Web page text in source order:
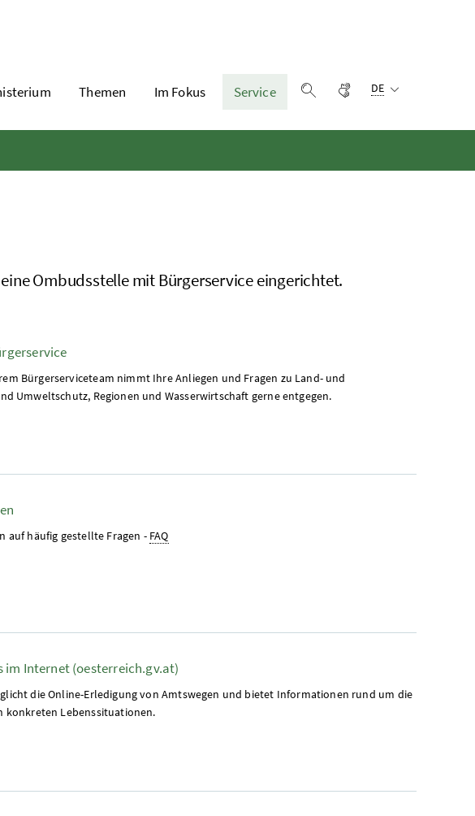
Themen Im Fokus
Service
Gebärdensprache
DE
Ombudsstelle mit Bürgerservice eingerichtet.
Bürgerserviceteam nimmt Ihre Anliegen und Fragen zu Land- und
Umweltschutz, Regionen und Wasserwirtschaft gerne entgegen.
auf häufig gestellte Fragen - FAQ
im Internet (oesterreich.gv.at)
die Online-Erledigung von Amtswegen und bietet Informationen rund um die
konkreten Lebenssituationen.